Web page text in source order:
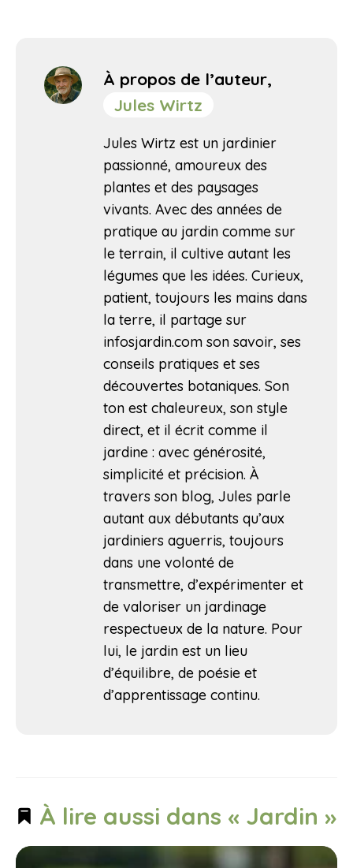
À propos de l’auteur,
Jules Wirtz
Jules Wirtz est un jardinier
passionné, amoureux des
plantes et des paysages
vivants. Avec des années de
pratique au jardin comme sur
le terrain, il cultive autant les
légumes que les idées. Curieux,
patient, toujours les mains dans
la terre, il partage sur
infosjardin.com son savoir, ses
conseils pratiques et ses
découvertes botaniques. Son
ton est chaleureux, son style
direct, et il écrit comme il
jardine : avec générosité,
simplicité et précision. À
travers son blog, Jules parle
autant aux débutants qu’aux
jardiniers aguerris, toujours
dans une volonté de
transmettre, d’expérimenter et
de valoriser un jardinage
respectueux de la nature. Pour
lui, le jardin est un lieu
d’équilibre, de poésie et
d’apprentissage continu.
À lire aussi dans « Jardin »